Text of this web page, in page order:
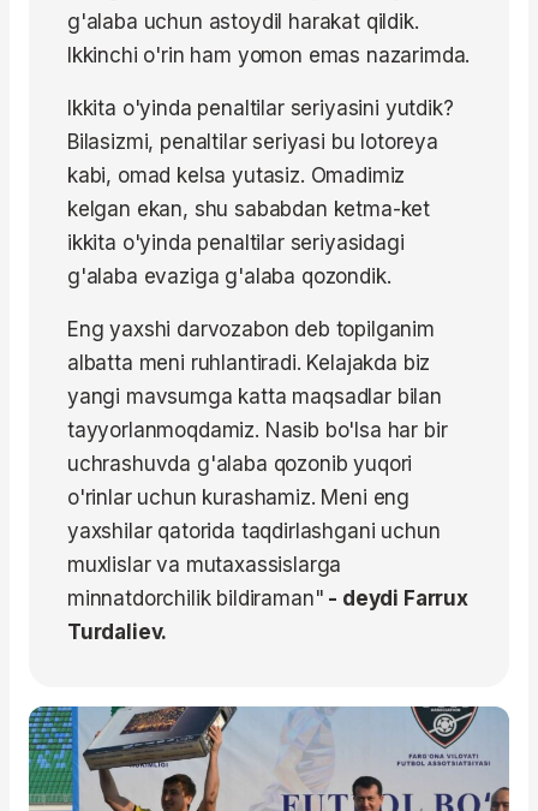
g'alaba uchun astoydil harakat qildik.
Ikkinchi o'rin ham yomon emas nazarimda.
Ikkita o'yinda penaltilar seriyasini yutdik?
Bilasizmi, penaltilar seriyasi bu lotoreya
kabi, omad kelsa yutasiz. Omadimiz
kelgan ekan, shu sababdan ketma-ket
ikkita o'yinda penaltilar seriyasidagi
g'alaba evaziga g'alaba qozondik.
Eng yaxshi darvozabon deb topilganim
albatta meni ruhlantiradi. Kelajakda biz
yangi mavsumga katta maqsadlar bilan
tayyorlanmoqdamiz. Nasib bo'lsa har bir
uchrashuvda g'alaba qozonib yuqori
o'rinlar uchun kurashamiz. Meni eng
yaxshilar qatorida taqdirlashgani uchun
muxlislar va mutaxassislarga
minnatdorchilik bildiraman" - deydi Farrux
Turdaliev.